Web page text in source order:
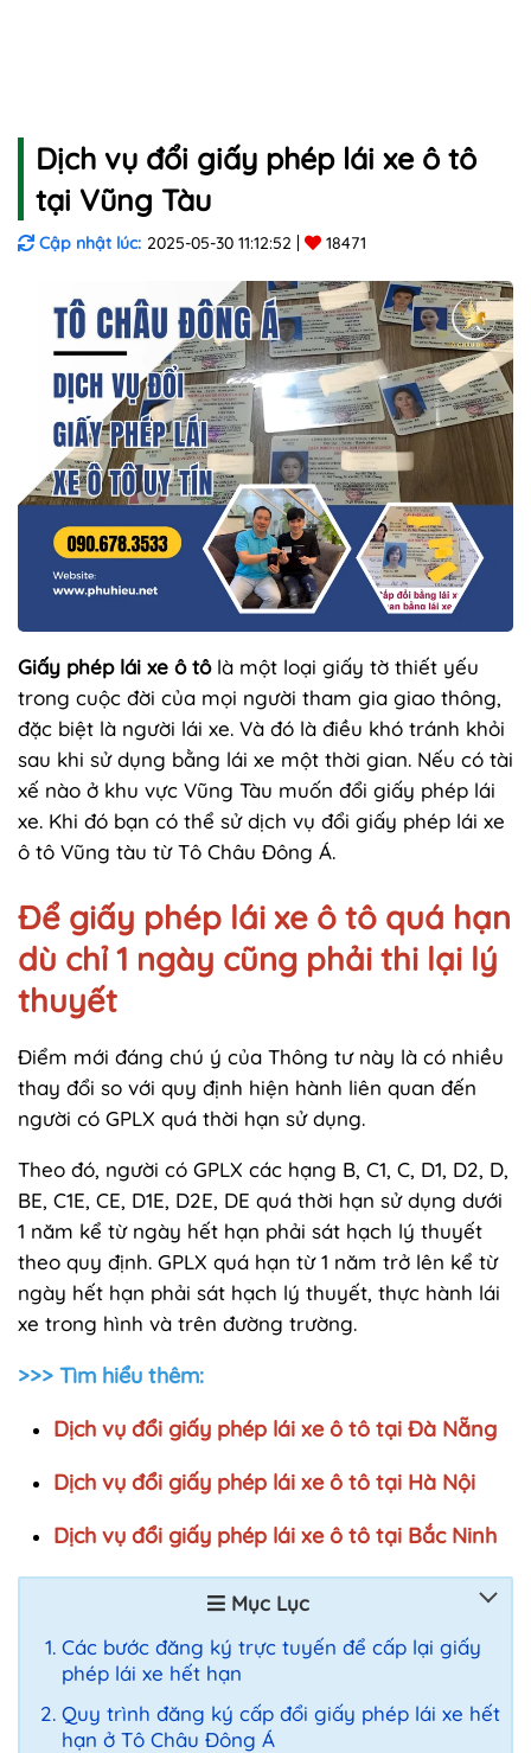
Dịch vụ đổi giấy phép lái xe ô tô
tại Vũng Tàu
Cập nhật lúc: 2025-05-30 11:12:52 18471
Giấy phép lái xe ô tôlà một loại giấy tờ thiết yếu
trong cuộc đời của mọi người tham gia giao thông,
đặc biệt là người lái xe. Và đó là điều khó tránh khỏi
sau khi sử dụng bằng lái xe một thời gian. Nếu có tài
xế nào ở khu vực Vũng Tàu muốn đổi giấy phép lái
xe. Khi đó bạn có thể sử dịch vụ đổi giấy phép lái xe
ô tô Vũng tàu từ Tô Châu Đông Á.
Để giấy phép lái xe ô tô quá hạn
dù chỉ 1 ngày cũng phải thi lại lý
thuyết
Điểm mới đáng chú ý của Thông tư này là có nhiều
thay đổi so với quy định hiện hành liên quan đến
người có GPLX quá thời hạn sử dụng.
Theo đó, người có GPLX các hạng B, C1, C, D1, D2, D,
BE, C1E, CE, D1E, D2E, DE quá thời hạn sử dụng dưới
1 năm kể từ ngày hết hạn phải sát hạch lý thuyết
theo quy định. GPLX quá hạn từ 1 năm trở lên kể từ
ngày hết hạn phải sát hạch lý thuyết, thực hành lái
xe trong hình và trên đường trường.
>>> Tìm hiểu thêm:
Dịch vụ đổi giấy phép lái xe ô tô tại Đà Nẵng
Dịch vụ đổi giấy phép lái xe ô tô tại Hà Nội
Dịch vụ đổi giấy phép lái xe ô tô tại Bắc Ninh
Mục Lục
Các bước đăng ký trực tuyến để cấp lại giấy
phép lái xe hết hạn
Quy trình đăng ký cấp đổi giấy phép lái xe hết
hạn ở Tô Châu Đông Á